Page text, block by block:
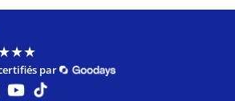
★★
★★
par